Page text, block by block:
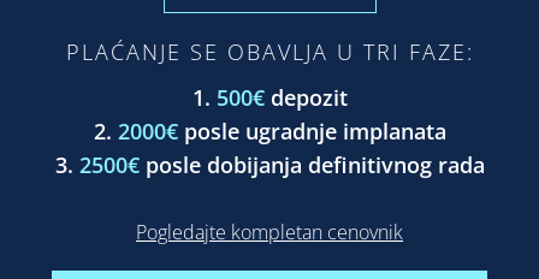
PLAĆANJE SE OBAVLJA U TRI FAZE:
1. 500€depozit
2. 2000€posle ugradnje implanata
3. 2500€posle dobijanja definitivnog rada
Pogledajte kompletan cenovnik